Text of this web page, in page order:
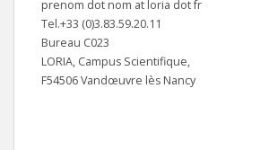
prenom dot nom at loria dot fr
Tel.+33 (0)3.83.59.20.11
Bureau C023
LORIA, Campus Scientifique,
F54506 Vandœuvre lès Nancy